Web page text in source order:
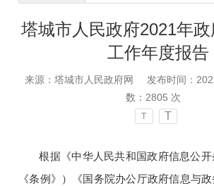
塔城市人民政府2021年
工作年度报告
来源：塔城市人民政府网 发布时间：
数： 2805 次
T T
根据《中华人民共和国政府信息公
《条例》）《国务院办公厅政府信息与